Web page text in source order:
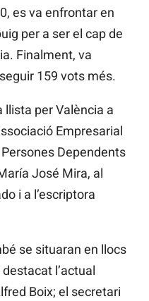
es va enfrontar en
per a ser el cap de
Finalment, va
159 vots més.
per València a
Empresarial
Dependents
José Mira, al
i a l’escriptora
se situaran en llocs
destacat l’actual
Boix; el secretari